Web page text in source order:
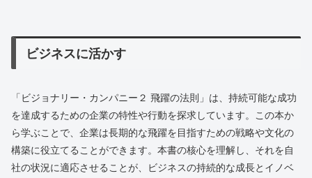
ビジネスに活かす
「ビジョナリー・カンパニー２ 飛躍の法則」は、持続可能な成功
を達成するための企業の特性や行動を探求しています。この本か
ら学ぶことで、企業は長期的な飛躍を目指すための戦略や文化の
構築に役立てることができます。本書の核心を理解し、それを自
社の状況に適応させることが、ビジネスの持続的な成長とイノベ